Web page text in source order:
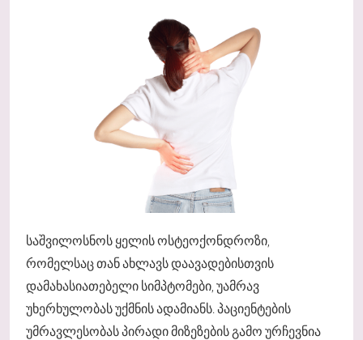
საშვილოსნოს ყელის ოსტეოქონდროზი,
რომელსაც თან ახლავს დაავადებისთვის
დამახასიათებელი სიმპტომები, უამრავ
უხერხულობას უქმნის ადამიანს. პაციენტების
უმრავლესობას პირადი მიზეზების გამო ურჩევნია